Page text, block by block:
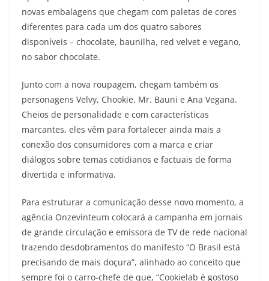
novas embalagens que chegam com paletas de cores
diferentes para cada um dos quatro sabores
disponíveis – chocolate, baunilha, red velvet e vegano,
no sabor chocolate.
Junto com a nova roupagem, chegam também os
personagens Velvy, Chookie, Mr. Bauni e Ana Vegana.
Cheios de personalidade e com características
marcantes, eles vêm para fortalecer ainda mais a
conexão dos consumidores com a marca e criar
diálogos sobre temas cotidianos e factuais de forma
divertida e informativa.
Para estruturar a comunicação desse novo momento, a
agência Onzevinteum colocará a campanha em jornais
de grande circulação e emissora de TV de rede nacional
trazendo desdobramentos do manifesto “O Brasil está
precisando de mais doçura”, alinhado ao conceito que
sempre foi o carro-chefe de que, “Cookielab é gostoso